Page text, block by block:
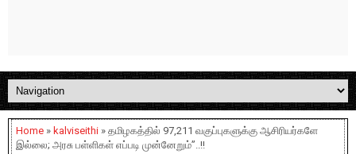
Home » kalviseithi » தமிழகத்தில் 97,211 வகுப்புகளுக்கு ஆசிரியர்களே
இல்லை; அரசு பள்ளிகள் எப்படி முன்னேறும்”..!!